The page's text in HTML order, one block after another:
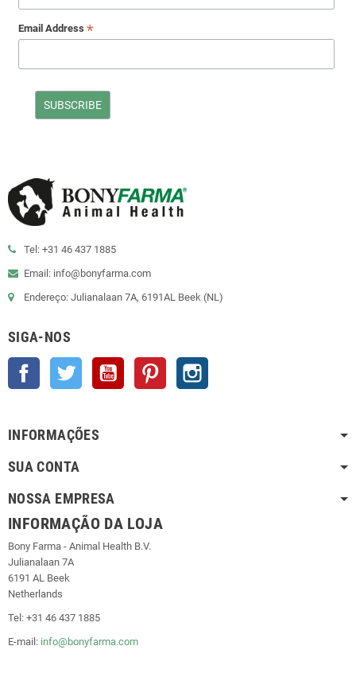
Email Address *
Tel: +31 46 437 1885
Email: info@bonyfarma.com
Endereço: Julianalaan 7A, 6191AL Beek (NL)
SIGA-NOS
Facebook Twitter YouTube Pinterest
INFORMAÇÕES
SUA CONTA
NOSSA EMPRESA
INFORMAÇÃO DA LOJA
Bony Farma - Animal Health B.V.
Julianalaan 7A
6191 AL Beek
Netherlands
Tel: +31 46 437 1885
E-mail: info@bonyfarma.com